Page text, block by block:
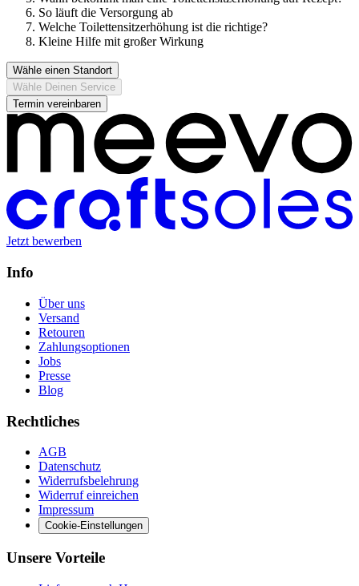
So läuft die Versorgung ab
Welche Toilettensitzerhöhung ist die richtige?
Kleine Hilfe mit großer Wirkung
Wähle einen Standort
Wähle Deinen Service
Termin vereinbaren
Jetzt bewerben
Info
Über uns
Versand
Retouren
Zahlungsoptionen
Jobs
Presse
Blog
Rechtliches
AGB
Datenschutz
Widerrufsbelehrung
Widerruf einreichen
Impressum
Cookie-Einstellungen
Unsere Vorteile